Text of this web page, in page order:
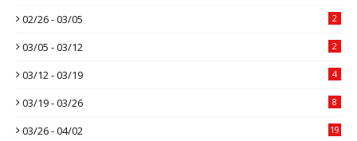
02/26 - 03/05 2
03/05 - 03/12 2
03/12 - 03/19 4
03/19 - 03/26 8
03/26 - 04/02 19